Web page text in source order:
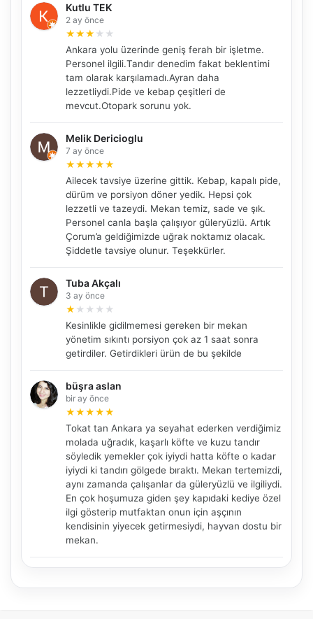
Kutlu TEK
2 ay önce
★★★ ★ ★
Ankara yolu üzerinde geniş ferah bir işletme.
Personel ilgili.Tandır denedim fakat beklentimi
tam olarak karşılamadı.Ayran daha
lezzetliydi.Pide ve kebap çeşitleri de
mevcut.Otopark sorunu yok.
Melik Dericioglu
7 ay önce
★★★★★
Ailecek tavsiye üzerine gittik. Kebap, kapalı pide,
dürüm ve porsiyon döner yedik. Hepsi çok
lezzetli ve tazeydi. Mekan temiz, sade ve şık.
Personel canla başla çalışıyor güleryüzlü. Artık
Çorum’a geldiğimizde uğrak noktamız olacak.
Şiddetle tavsiye olunur. Teşekkürler.
Tuba Akçalı
3 ay önce
★ ★ ★ ★ ★
Kesinlikle gidilmemesi gereken bir mekan
yönetim sıkıntı porsiyon çok az 1 saat sonra
getirdiler. Getirdikleri ürün de bu şekilde
büşra aslan
bir ay önce
★★★★★
Tokat tan Ankara ya seyahat ederken verdiğimiz
molada uğradık, kaşarlı köfte ve kuzu tandır
söyledik yemekler çok iyiydi hatta köfte o kadar
iyiydi ki tandırı gölgede bıraktı. Mekan tertemizdi,
aynı zamanda çalışanlar da güleryüzlü ve ilgiliydi.
En çok hoşumuza giden şey kapıdaki kediye özel
ilgi gösterip mutfaktan onun için aşçının
kendisinin yiyecek getirmesiydi, hayvan dostu bir
mekan.
NBY Akıllı Asistan
önerir.
🧭 Rehber ⭐ Popüler ✨ İlk kez gelen
🏛️ Tarihi 🌿 Doğa 👨‍👩‍👧 Aile/Çocuk
🚶 Yürüyüş